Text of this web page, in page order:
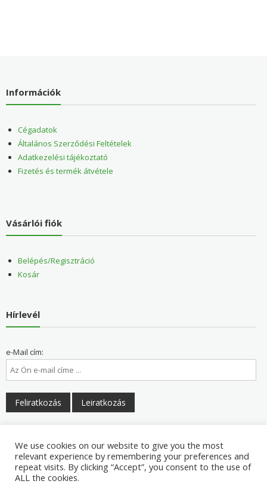
Információk
Cégadatok
Általános Szerződési Feltételek
Adatkezelési tájékoztató
Fizetés és termék átvétele
Vásárlói fiók
Belépés/Regisztráció
Kosár
Hírlevél
e-Mail cím:
We use cookies on our website to give you the most
relevant experience by remembering your preferences and
repeat visits. By clicking “Accept”, you consent to the use of
ALL the cookies.